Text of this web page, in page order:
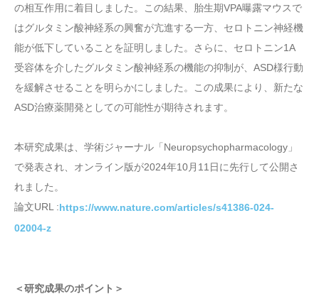
の相互作用に着目しました。この結果、胎生期VPA曝露マウスで
はグルタミン酸神経系の興奮が亢進する一方、セロトニン神経機
能が低下していることを証明しました。さらに、セロトニン1A
受容体を介したグルタミン酸神経系の機能の抑制が、ASD様行動
を緩解させることを明らかにしました。この成果により、新たな
ASD治療薬開発としての可能性が期待されます。
本研究成果は、学術ジャーナル「Neuropsychopharmacology」
で発表され、オンライン版が2024年10月11日に先行して公開さ
れました。
論文URL :https://www.nature.com/articles/s41386-024-
02004-z
＜研究成果のポイント＞